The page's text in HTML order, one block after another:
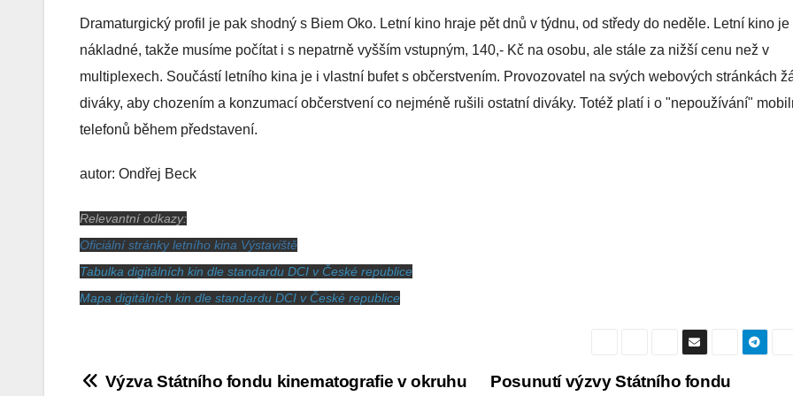
Dramaturgický profil je pak shodný s Biem Oko. Letní kino hraje pět dnů v týdnu, od středy do neděle. Letní kino je
nákladné, takže musíme počítat i s nepatrně vyšším vstupným, 140,- Kč na osobu, ale stále za nižší cenu než v
multiplexech. Součástí letního kina je i vlastní bufet s občerstvením. Provozovatel na svých webových stránkách
diváky, aby chozením a konzumací občerstvení co nejméně rušili ostatní diváky. Totéž platí i o "nepoužívání"
telefonů během představení.
autor: Ondřej Beck
Relevantní odkazy:
Oficiální stránky letního kina Výstaviště
Tabulka digitálních kin dle standardu DCI v České republice
Mapa digitálních kin dle standardu DCI v České republice
Navigace Posunutí výzvy Státního fondu
Výzva Státního fondu kinematografie v okruhu